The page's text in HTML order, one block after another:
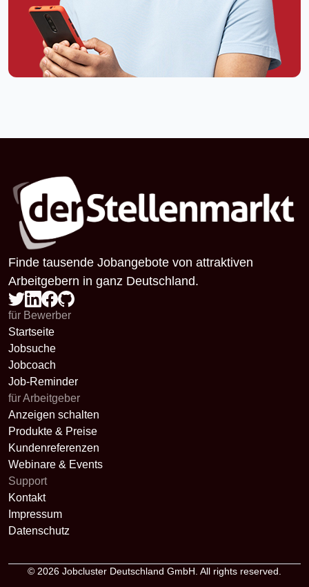
Finde tausende Jobangebote von attraktiven
Arbeitgebern in ganz Deutschland.
für Bewerber
Startseite
Jobsuche
Jobcoach
Job-Reminder
für Arbeitgeber
Anzeigen schalten
Produkte & Preise
Kundenreferenzen
Webinare & Events
Support
Kontakt
Impressum
Datenschutz
© 2026 Jobcluster Deutschland GmbH. All rights reserved.